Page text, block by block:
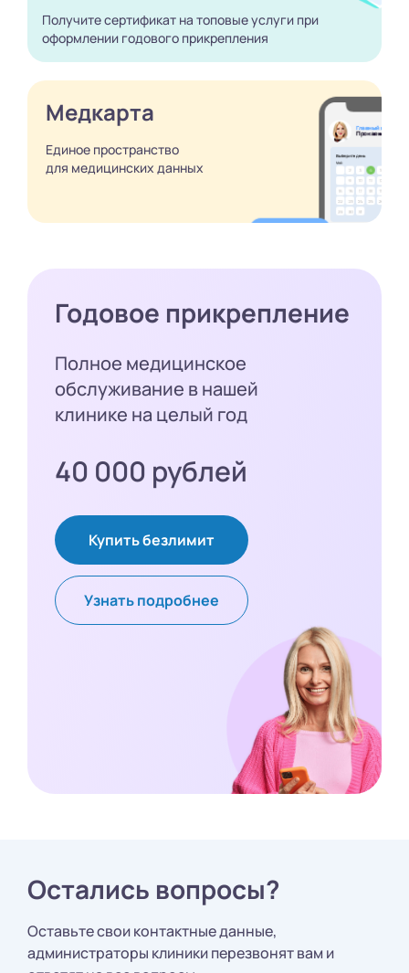
Получите сертификат на топовые услуги при
оформлении годового прикрепления
Медкарта
Единое пространство
для медицинских данных
Годовое прикрепление
Полное медицинское
обслуживание в нашей
клинике на целый год
40 000 рублей
Купить безлимит
Узнать подробнее
Остались вопросы?
Оставьте свои контактные данные,
администраторы клиники перезвонят вам и